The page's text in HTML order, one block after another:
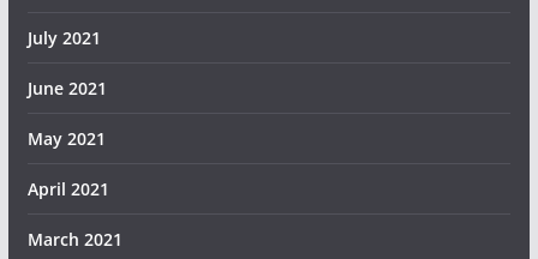
July 2021
June 2021
May 2021
April 2021
March 2021